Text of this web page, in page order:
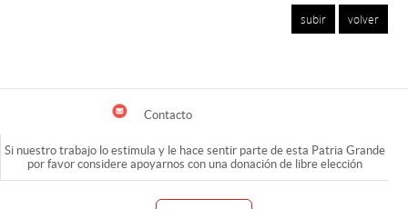
subir volver
Contacto
Si nuestro trabajo lo estimula y le hace sentir parte de esta Patria Grande
por favor considere apoyarnos con una donación de libre elección